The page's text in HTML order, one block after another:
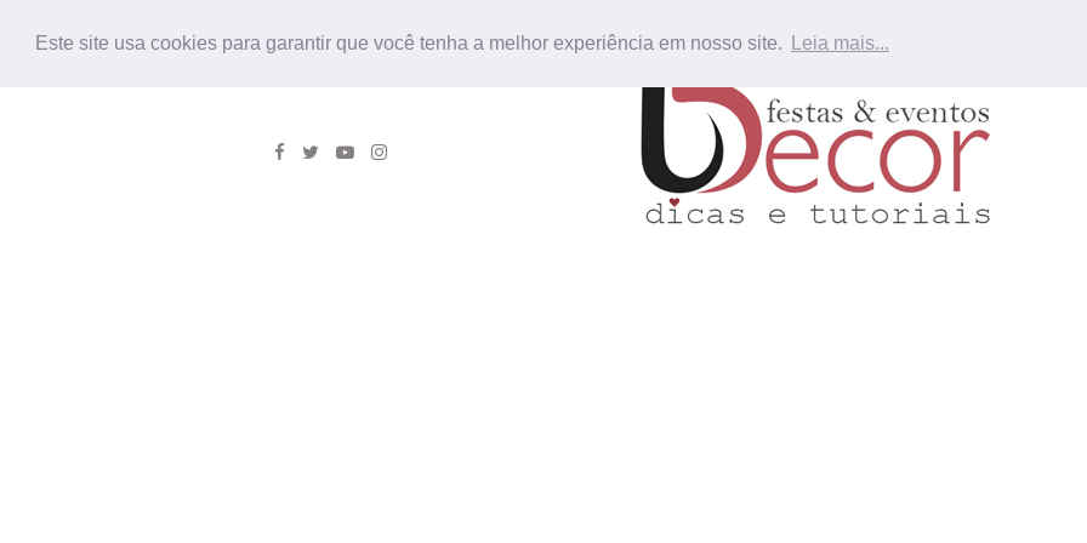
Este site usa cookies para garantir que você tenha a melhor experiência em nosso site. Leia mais...